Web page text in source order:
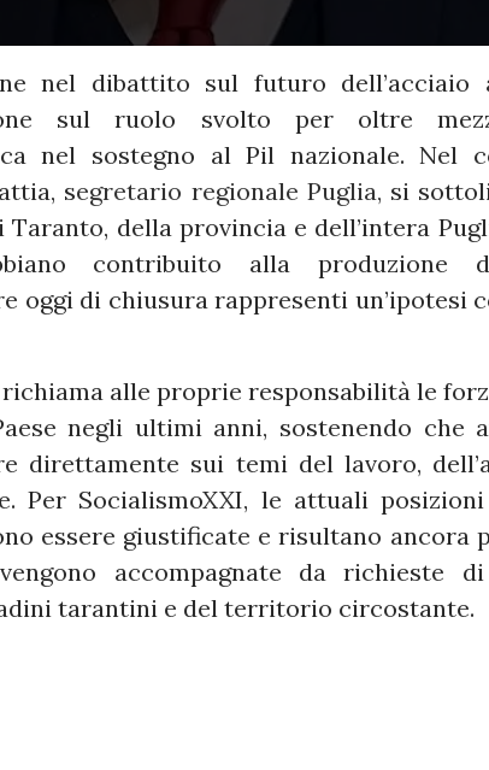
nel dibattito sul futuro dell’acciaio
sul ruolo svolto per oltre
nel sostegno al Pil nazionale. Nel
segretario regionale Puglia, si
della provincia e dell’intera
contribuito alla produzione
oggi di chiusura rappresenti un’ipotesi
alle proprie responsabilità le
negli ultimi anni, sostenendo che
direttamente sui temi del lavoro,
Per SocialismoXXI, le attuali
essere giustificate e risultano ancora
accompagnate da richieste di
tarantini e del territorio circostante.